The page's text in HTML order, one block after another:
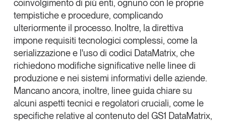
coinvolgimento di più enti, ognuno con le proprie
tempistiche e procedure, complicando
ulteriormente il processo. Inoltre, la direttiva
impone requisiti tecnologici complessi, come la
serializzazione e l'uso di codici DataMatrix, che
richiedono modifiche significative nelle linee di
produzione e nei sistemi informativi delle aziende.
Mancano ancora, inoltre, linee guida chiare su
alcuni aspetti tecnici e regolatori cruciali, come le
specifiche relative al contenuto del GS1 DataMatrix,